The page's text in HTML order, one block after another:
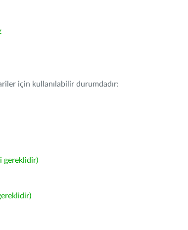
için kullanılabilir durumdadır:
gereklidir)